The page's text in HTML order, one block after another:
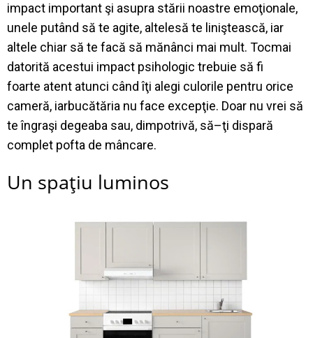
impact important şi asupra stării noastre emoţionale,
unele putând să te agite, altelesă te liniştească, iar
altele chiar să te facă să mănânci mai mult. Tocmai
datorită acestui impact psihologic trebuie să fi
foarte atent atunci când îţi alegi culorile pentru orice
cameră, iarbucătăria nu face excepţie. Doar nu vrei să
te îngraşi degeaba sau, dimpotrivă, să–ţi dispară
complet pofta de mâncare.
Un spaţiu luminos